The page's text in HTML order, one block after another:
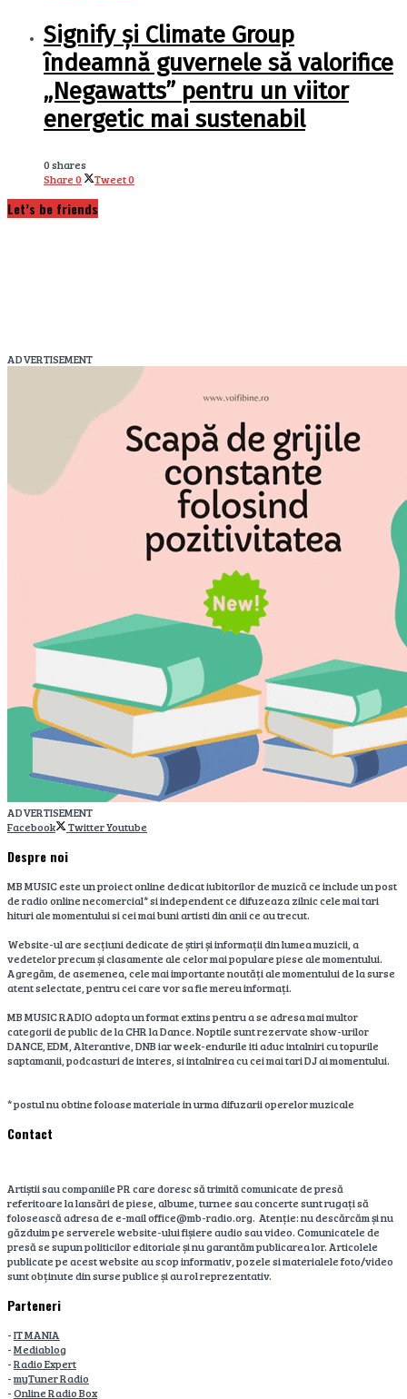
Signify și Climate Group
îndeamnă guvernele să valorifice
„Negawatts” pentru un viitor
energetic mai sustenabil
0 shares
Share0 Tweet0
Let’s be friends
ADVERTISEMENT
ADVERTISEMENT
Facebook
TwitterYoutube
Despre noi
MB MUSIC este un proiect online dedicat iubitorilor de muzică ce include un post
de radio online necomercial* si independent ce difuzeaza zilnic cele mai tari
hituri ale momentului si cei mai buni artisti din anii ce au trecut.
Website-ul are secțiuni dedicate de știri și informații din lumea muzicii, a
vedetelor precum și clasamente ale celor mai populare piese ale momentului.
Agregăm, de asemenea, cele mai importante noutăți ale momentului de la surse
atent selectate, pentru cei care vor sa fie mereu informați.
MB MUSIC RADIO adopta un format extins pentru a se adresa mai multor
categorii de public de la CHR la Dance. Noptile sunt rezervate show-urilor
DANCE, EDM, Alterantive, DNB iar week-endurile iti aduc intalniri cu topurile
saptamanii, podcasturi de interes, si intalnirea cu cei mai tari DJ ai momentului.
* postul nu obtine foloase materiale in urma difuzarii operelor muzicale
Contact
Artiștii sau companiile PR care doresc să trimită comunicate de presă
referitoare la lansări de piese, albume, turnee sau concerte sunt rugați să
folosească adresa de e-mail office@mb-radio.org. Atenție: nu descărcăm și nu
găzduim pe serverele website-ului fișiere audio sau video. Comunicatele de
presă se supun politicilor editoriale și nu garantăm publicarea lor. Articolele
publicate pe acest website au scop informativ, pozele si materialele foto/video
sunt obținute din surse publice și au rol reprezentativ.
Parteneri
-IT MANIA
-Mediablog
-Radio Expert
-myTuner Radio
-Online Radio Box